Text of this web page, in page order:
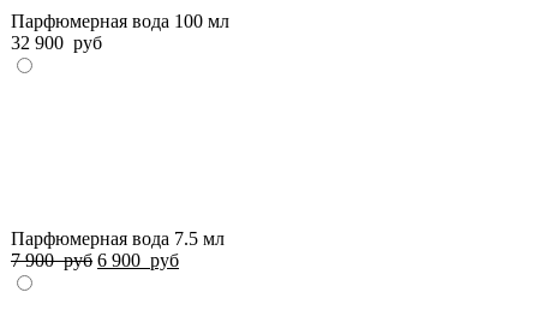
Парфюмерная вода 100 мл
32 900 руб
Парфюмерная вода 7.5 мл
7 900руб 6 900 руб